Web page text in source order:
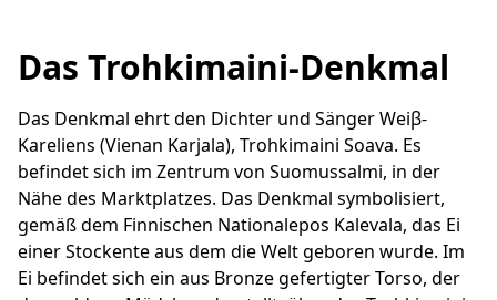
Das Trohkimaini-Denkmal
Das Denkmal ehrt den Dichter und Sänger Weiβ-
Kareliens (Vienan Karjala), Trohkimaini Soava. Es
befindet sich im Zentrum von Suomussalmi, in der
Nähe des Marktplatzes. Das Denkmal symbolisiert,
gemäß dem Finnischen Nationalepos Kalevala, das Ei
einer Stockente aus dem die Welt geboren wurde. Im
Ei befindet sich ein aus Bronze gefertigter Torso, der